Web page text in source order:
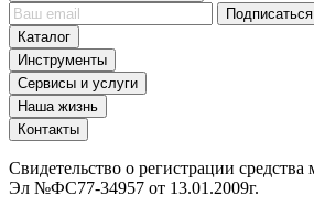
Каталог
Инструменты
Сервисы и услуги
Наша жизнь
Контакты
Свидетельство о регистрации
Эл №ФС77-34957 от 13.01.2009г.